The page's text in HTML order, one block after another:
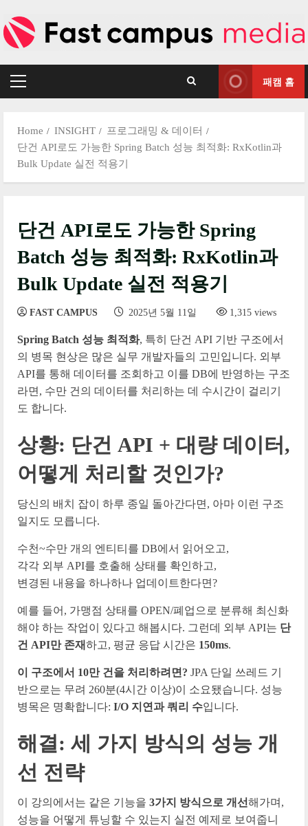
to
content
Primary
패캠 홈
Home INSIGHT
프로그래밍 & 데이터
단건 API로도 가능한 Spring Batch 성능 최적화: RxKotlin과
Bulk Update 실전 적용기
단건 API로도 가능한 Spring
Batch 성능 최적화: RxKotlin과
Bulk Update 실전 적용기
FAST CAMPUS 2025년 5월 11일 1,315 views
Spring Batch 성능 최적화, 특히 단건 API 기반 구조에서
의 병목 현상은 많은 실무 개발자들의 고민입니다. 외부
API를 통해 데이터를 조회하고 이를 DB에 반영하는 구조
라면, 수만 건의 데이터를 처리하는 데 수시간이 걸리기
도 합니다.
상황: 단건 API + 대량 데이터,
어떻게 처리할 것인가?
당신의 배치 잡이 하루 종일 돌아간다면, 아마 이런 구조
일지도 모릅니다.
수천~수만 개의 엔티티를 DB에서 읽어오고,
각각 외부 API를 호출해 상태를 확인하고,
변경된 내용을 하나하나 업데이트한다면?
예를 들어, 가맹점 상태를 OPEN/폐업으로 분류해 최신화
해야 하는 작업이 있다고 해봅시다. 그런데 외부 API는 단
건 API만 존재하고, 평균 응답 시간은 150ms.
이 구조에서 10만 건을 처리하려면? JPA 단일 쓰레드 기
반으로는 무려 260분(4시간 이상)이 소요됐습니다. 성능
병목은 명확합니다: I/O 지연과 쿼리 수입니다.
해결: 세 가지 방식의 성능 개
선 전략
이 강의에서는 같은 기능을 3가지 방식으로 개선해가며,
성능을 어떻게 튜닝할 수 있는지 실전 예제로 보여줍니